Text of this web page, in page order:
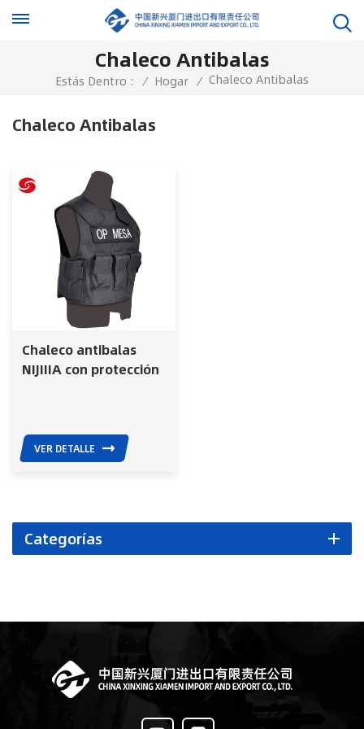
Chaleco Antibalas
Estás Dentro : / Hogar / Chaleco Antibalas
Chaleco Antibalas
Chaleco antibalas
NIJIIIA con protección
VER DETALLE
Categorías